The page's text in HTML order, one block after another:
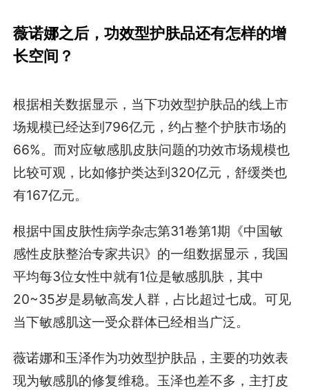
薇诺娜之后，功效型护肤品还有怎样的增
长空间？
根据相关数据显示，当下功效型护肤品的线上市
场规模已经达到796亿元，约占整个护肤市场的
66%。而对应敏感肌皮肤问题的功效市场规模也
比较可观，比如修护类达到320亿元，舒缓类也
有167亿元。
根据中国皮肤性病学杂志第31卷第1期《中国敏
感性皮肤整治专家共识》的一组数据显示，我国
平均每3位女性中就有1位是敏感肌肤，其中
20~35岁是易敏高发人群，占比超过七成。可见
当下敏感肌这一受众群体已经相当广泛。
薇诺娜和玉泽作为功效型护肤品，主要的功效表
现为敏感肌的修复维稳。玉泽也差不多，主打皮